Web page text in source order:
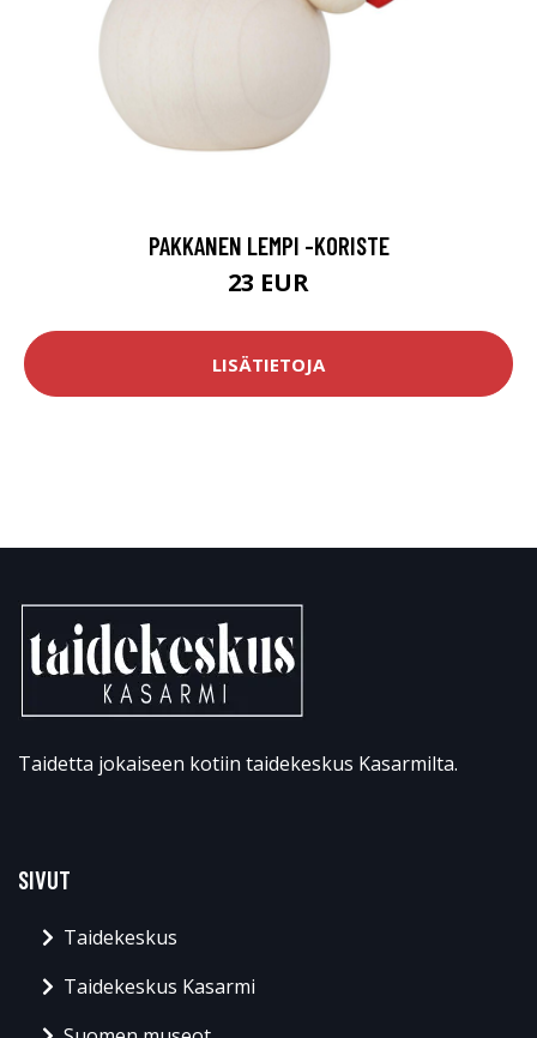
PAKKANEN LEMPI -KORISTE
23 EUR
LISÄTIETOJA
Taidetta jokaiseen kotiin taidekeskus Kasarmilta.
SIVUT
Taidekeskus
Taidekeskus Kasarmi